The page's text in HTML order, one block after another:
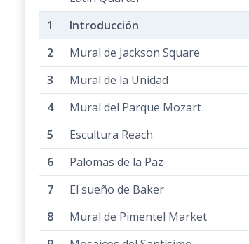
Introducción
Mural de Jackson Square
Mural de la Unidad
Mural del Parque Mozart
Escultura Reach
Palomas de la Paz
El sueño de Baker
Mural de Pimentel Market